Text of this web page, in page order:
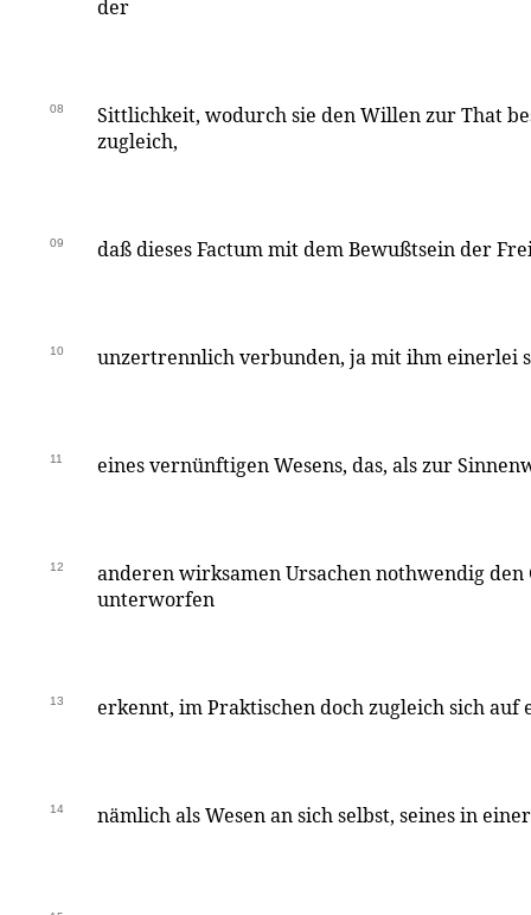
der
08
Sittlichkeit, wodurch sie den Willen zur That
zugleich,
09 daß dieses Factum mit dem Bewußtsein der
10 unzertrennlich verbunden, ja mit ihm einerlei
11 eines vernünftigen Wesens, das, als zur
12
anderen wirksamen Ursachen nothwendig den
unterworfen
13 erkennt, im Praktischen doch zugleich sich auf
14 nämlich als Wesen an sich selbst, seines in